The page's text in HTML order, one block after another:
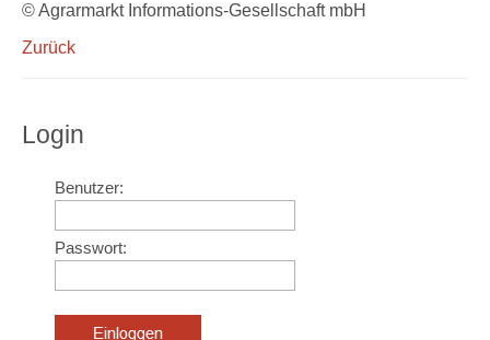
© Agrarmarkt Informations-Gesellschaft mbH
Zurück
Login
Benutzer:
Passwort: